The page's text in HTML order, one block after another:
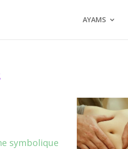
AYAMS
symbolique